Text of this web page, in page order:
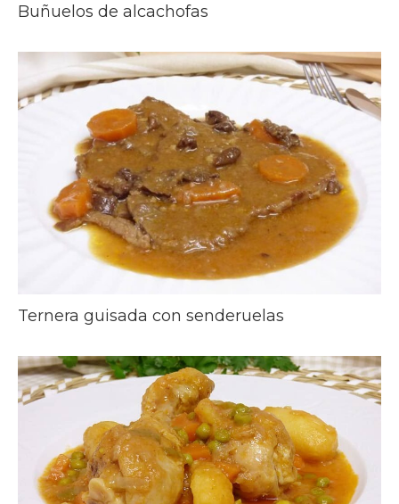
Buñuelos de alcachofas
Ternera guisada con senderuelas